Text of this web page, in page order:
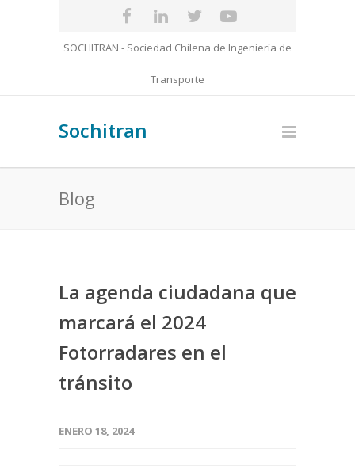
SOCHITRAN - Sociedad Chilena de Ingeniería de
Transporte
Sochitran
Blog
La agenda ciudadana que
marcará el 2024
Fotorradares en el
tránsito
ENERO 18, 2024